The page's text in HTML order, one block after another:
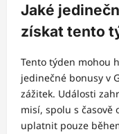
Jaké
získat tento
Tento týden mohou
jedinečné bonusy v
zážitek. Události
misí, spolu s časově
uplatnit pouze